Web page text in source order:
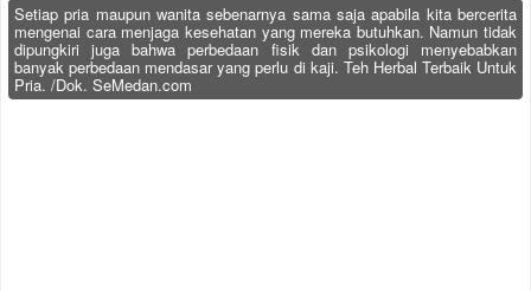
Setiap pria maupun wanita sebenarnya sama saja apabila kita bercerita
mengenai cara menjaga kesehatan yang mereka butuhkan. Namun tidak
dipungkiri juga bahwa perbedaan fisik dan psikologi menyebabkan
banyak perbedaan mendasar yang perlu di kaji. Teh Herbal Terbaik Untuk
Pria. /Dok. SeMedan.com